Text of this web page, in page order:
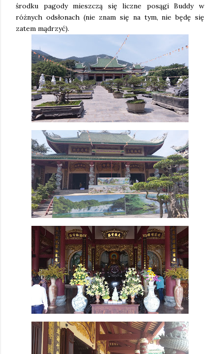
środku pagody mieszczą się liczne posągi Buddy w
różnych odsłonach (nie znam się na tym, nie będę się
zatem mądrzyć).